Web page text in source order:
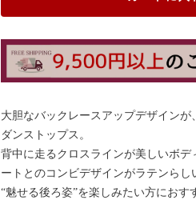
大胆なバックレースアップデザインが
ダンストップス。
背中に走るクロスラインが美しいボデ
ートとのコンビデザインがラテンらし
“魅せる後ろ姿”を楽しみたい方におす